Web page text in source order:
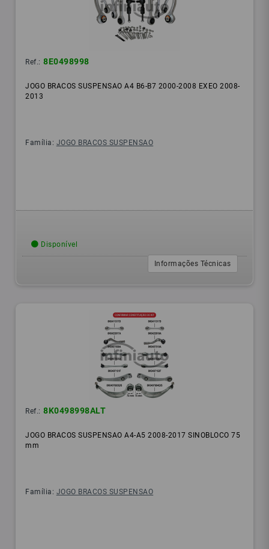
Ref.: 8E0498998
JOGO BRACOS SUSPENSAO A4 B6-B7 2000-2008 EXEO 2008-
2013
Família: JOGO BRACOS SUSPENSAO
Disponível
Informações Técnicas
Ref.: 8K0498998ALT
JOGO BRACOS SUSPENSAO A4-A5 2008-2017 SINOBLOCO 75
mm
Família: JOGO BRACOS SUSPENSAO